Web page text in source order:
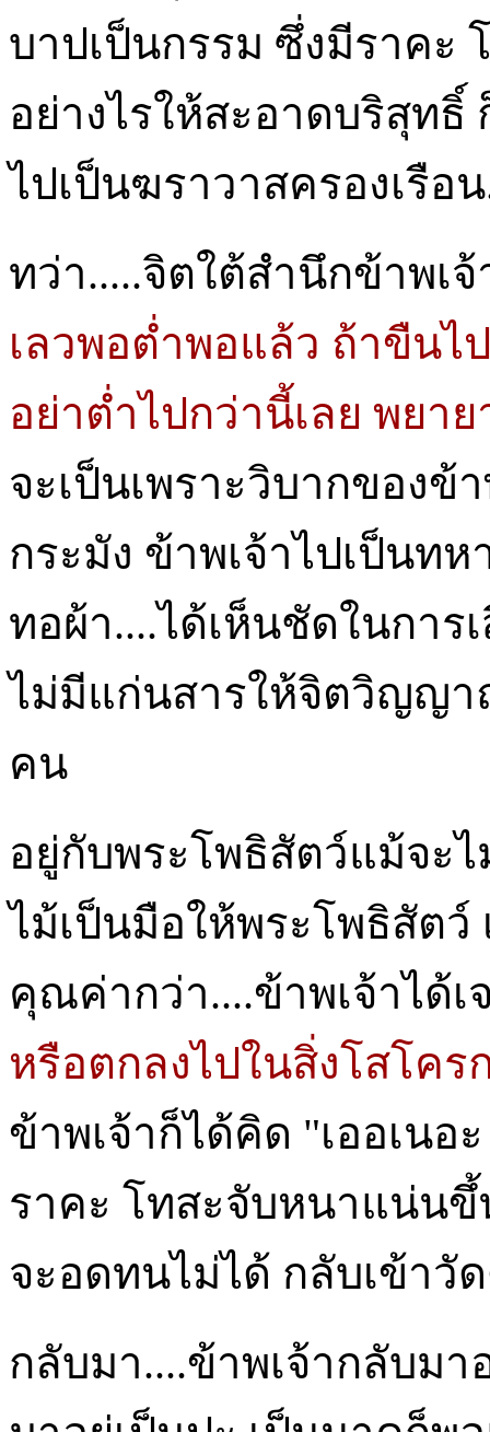
บาปเป็นกรรม ซึ่งมีราคะ
อย่างไรให้สะอาดบริสุท
ไปเป็นฆราวาสครองเรือน
ทว่า.....จิตใต้สำนึกข้าพเ
เลวพอต่ำพอแล้ว ถ้าขืนไ
อย่าต่ำไปกว่านี้เลย พยา
จะเป็นเพราะวิบากของข้
กระมัง ข้าพเจ้าไปเป็นท
ทอผ้า....ได้เห็นชัดในการ
ไม่มีแก่นสารให้จิตวิญญา
คน
อยู่กับพระโพธิสัตว์แม้จะ
ไม้เป็นมือให้พระโพธิสัต
คุณค่ากว่า....ข้าพเจ้าได้
หรือตกลงไปในสิ่งโสโค
ข้าพเจ้าก็ได้คิด "เออเนอ
ราคะ โทสะจับหนาแน่นขึ้
จะอดทนไม่ได้ กลับเข้าวั
กลับมา....ข้าพเจ้ากลับม